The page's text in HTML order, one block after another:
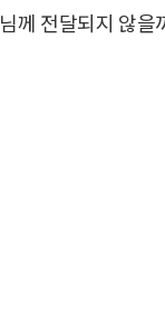
께 전달되지 않